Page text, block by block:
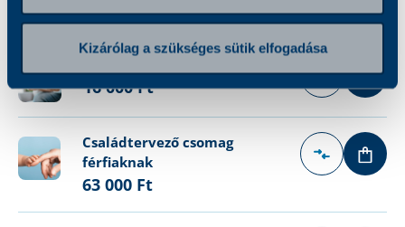
Kizárólag a szükséges sütik elfogadása
79 000 Ft
16 000 Ft
Családtervező csomag
férfiaknak
63 000 Ft